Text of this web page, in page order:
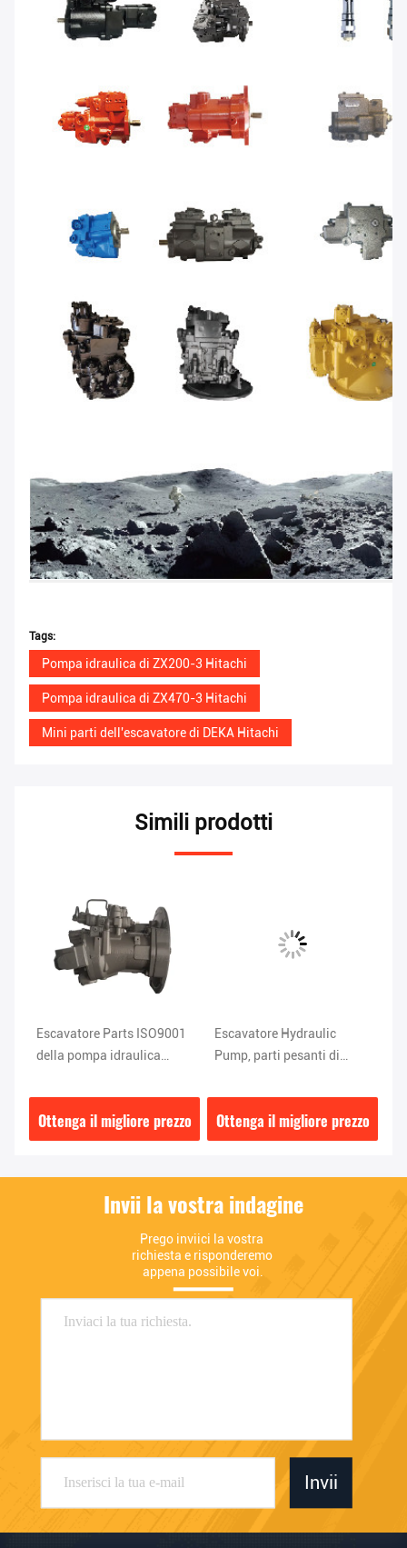
Tags:
Pompa idraulica di ZX200-3 Hitachi
Pompa idraulica di ZX470-3 Hitachi
Mini parti dell'escavatore di DEKA Hitachi
Simili prodotti
Escavatore Parts ISO9001
della pompa idraulica
Hitachi
Ottenga il migliore prezzo
Escavatore Hydraulic
Pump, parti pesanti di
dell'attrezzatura di
HPV118 Hitachi
Ottenga il migliore prezzo
Invii la vostra indagine
Prego inviici la vostra
richiesta e risponderemo
appena possibile voi.
Invii